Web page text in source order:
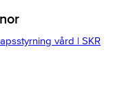
vård | SKR